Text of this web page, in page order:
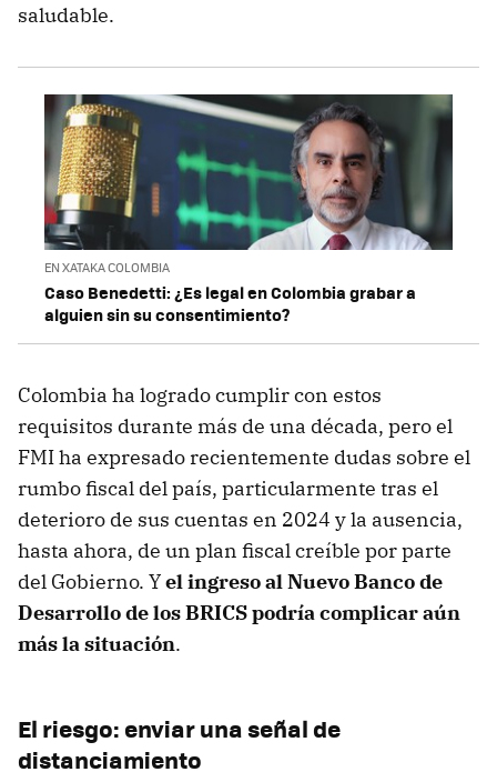
saludable.
EN XATAKA COLOMBIA
Caso Benedetti: ¿Es legal en Colombia grabar a
alguien sin su consentimiento?
Colombia ha logrado cumplir con estos
requisitos durante más de una década, pero el
FMI ha expresado recientemente dudas sobre el
rumbo fiscal del país, particularmente tras el
deterioro de sus cuentas en 2024 y la ausencia,
hasta ahora, de un plan fiscal creíble por parte
del Gobierno. Yel ingreso al Nuevo Banco de
Desarrollo de los BRICS podría complicar aún
más la situación.
El riesgo: enviar una señal de
distanciamiento